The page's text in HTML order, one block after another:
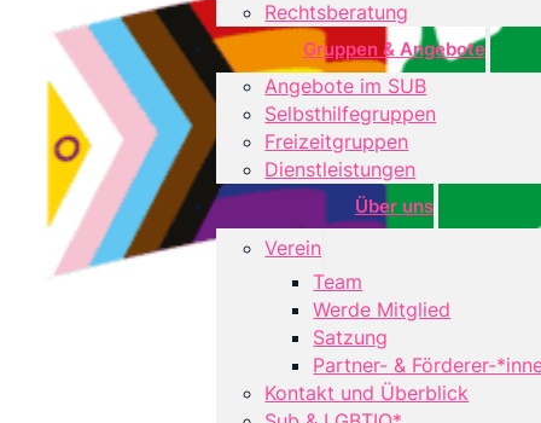
Rechtsberatung
Gruppen & Angebote
Angebote im SUB
Selbsthilfegruppen
Freizeitgruppen
Dienstleistungen
Über uns
Verein
Team
Werde Mitglied
Satzung
Partner- & Förderer-
Kontakt und Überblick